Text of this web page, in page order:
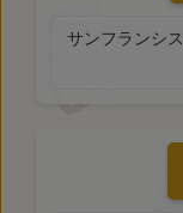
サンフランシ